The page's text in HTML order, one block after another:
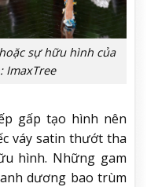
sự hữu hình của
ImaxTree
gấp tạo hình nên
váy satin thướt tha
hình. Những gam
dương bao trùm